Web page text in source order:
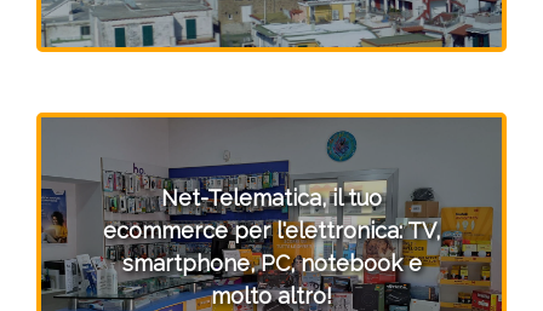
Net-Telematica, il tuo
ecommerce per l'elettronica: TV,
smartphone, PC, notebook e
molto altro!